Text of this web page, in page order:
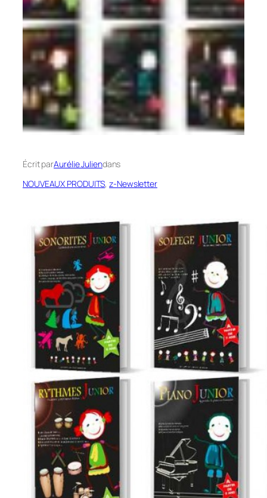
Écrit parAurélie Juliendans
NOUVEAUX PRODUITS, z-Newsletter